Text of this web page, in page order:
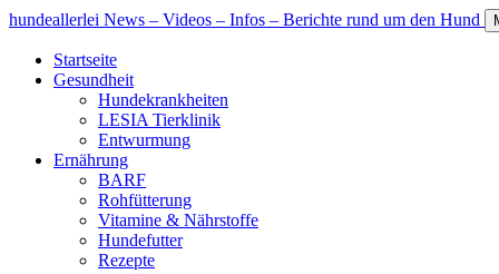
hundeallerlei News – Videos – Infos – Berichte rund um den Hund
Startseite
Gesundheit
Hundekrankheiten
LESIA Tierklinik
Entwurmung
Ernährung
BARF
Rohfütterung
Vitamine & Nährstoffe
Hundefutter
Rezepte